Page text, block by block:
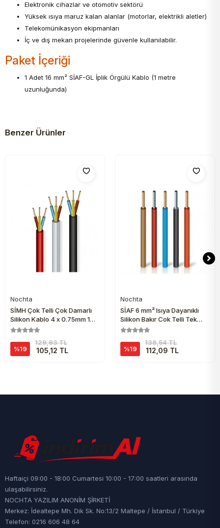
Elektronik cihazlar ve otomotiv sektörü
Yüksek ısıya maruz kalan alanlar (motorlar, elektrikli aletler)
Telekomünikasyon ekipmanları
İç ve dış mekan projelerinde güvenle kullanılabilir.
Paket İçeriği
1 Adet 16 mm² SİAF-GL İplik Örgülü Kablo (1 metre
uzunluğunda)
Benzer Ürünler
Nochta
SİMH Çok Telli Çok Damarlı
Silikon Kablo 4 x 0.75mm 1
Metre
%19
129,93 TL
105,12 TL
Sepete Ekle
Nochta
SİAF 6 mm² Isıya Dayanıklı
Silikon Bakır Çok Telli Tek
Damarlı Kablo 1m Kırmızı
%19
138,54 TL
112,09 TL
Haftaiçi 09:00 - 18:00 Cumartesi 10:00 - 17:00 saatleri arasında
ulaşabilirsiniz.
NOCHTA YAZILIM ANONİM ŞİRKETİ
Merkez: İdealtepe Mh. Dik Sk. No:13/2 Maltepe / İstanbul / Türkiye
Telefon: 0216 606 48 64